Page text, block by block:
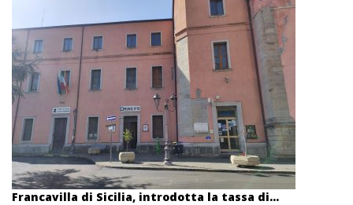
Francavilla di Sicilia, introdotta la tassa di...